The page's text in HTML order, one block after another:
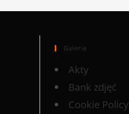
Galerie
Akty
Bank zdjęć
Cookie Policy